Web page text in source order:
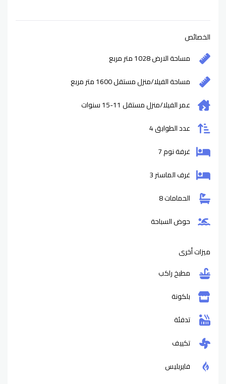
الخصائص
مساحة الارض 1028 متر مربع
مساحة الفيلا/منزل مستقل 1600 متر مربع
عمر الفيلا/منزل مستقل 11-15
سنوات
عدد الطوابق 4
غرفة نوم 7
غرف الماستر 3
الحمامات 8
حوض السباحة
ميزات أخرى
مطبخ راكب
بلكونة
تدفئة
تكييف
فايربليس